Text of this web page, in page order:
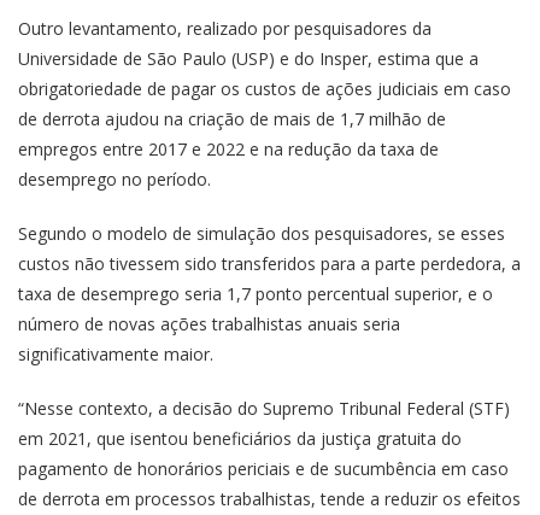
Outro levantamento, realizado por pesquisadores da
Universidade de São Paulo (USP) e do Insper, estima que a
obrigatoriedade de pagar os custos de ações judiciais em caso
de derrota ajudou na criação de mais de 1,7 milhão de
empregos entre 2017 e 2022 e na redução da taxa de
desemprego no período.
Segundo o modelo de simulação dos pesquisadores, se esses
custos não tivessem sido transferidos para a parte perdedora, a
taxa de desemprego seria 1,7 ponto percentual superior, e o
número de novas ações trabalhistas anuais seria
significativamente maior.
“Nesse contexto, a decisão do Supremo Tribunal Federal (STF)
em 2021, que isentou beneficiários da justiça gratuita do
pagamento de honorários periciais e de sucumbência em caso
de derrota em processos trabalhistas, tende a reduzir os efeitos